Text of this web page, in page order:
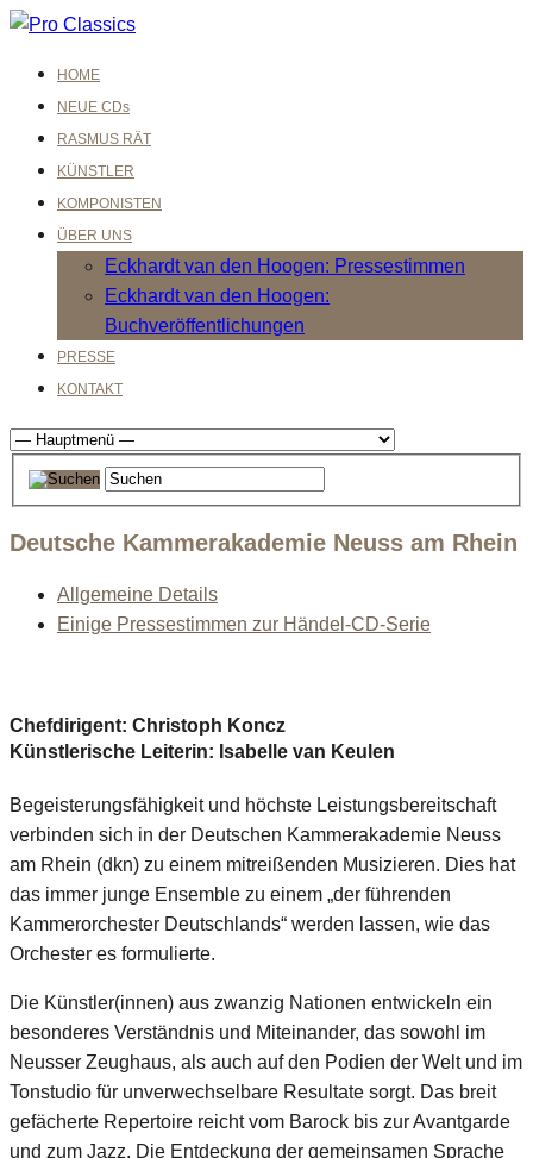
HOME
NEUE CDs
RASMUS RÄT
KÜNSTLER
KOMPONISTEN
ÜBER UNS
Eckhardt van den Hoogen: Pressestimmen
Eckhardt van den Hoogen:
Buchveröffentlichungen
PRESSE
KONTAKT
Deutsche Kammerakademie Neuss am Rhein
Allgemeine Details
Einige Pressestimmen zur Händel-CD-Serie
Chefdirigent: Christoph Koncz
Künstlerische Leiterin: Isabelle van Keulen
Begeisterungsfähigkeit und höchste Leistungsbereitschaft
verbinden sich in der Deutschen Kammerakademie Neuss
am Rhein (dkn) zu einem mitreißenden Musizieren. Dies hat
das immer junge Ensemble zu einem „der führenden
Kammerorchester Deutschlands“ werden lassen, wie das
Orchester es formulierte.
Die Künstler(innen) aus zwanzig Nationen entwickeln ein
besonderes Verständnis und Miteinander, das sowohl im
Neusser Zeughaus, als auch auf den Podien der Welt und im
Tonstudio für unverwechselbare Resultate sorgt. Das breit
gefächerte Repertoire reicht vom Barock bis zur Avantgarde
und zum Jazz. Die Entdeckung der gemeinsamen Sprache